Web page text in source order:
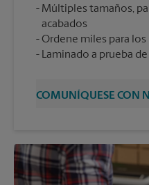
Múltiples tamaños,
acabados
Ordene miles para
Laminado a prueba
COMUNÍQUESE CON